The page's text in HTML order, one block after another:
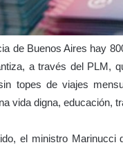
de Buenos Aires hay
a través del PLM,
topes de viajes
vida digna, educación,
el ministro Marinucci